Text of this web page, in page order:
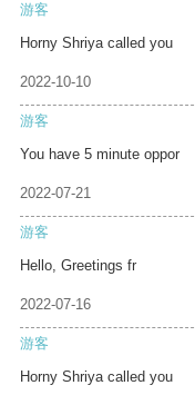
游客
Horny Shriya called you
2022-10-10
游客
You have 5 minute oppor
2022-07-21
游客
Hello, Greetings fr
2022-07-16
游客
Horny Shriya called you